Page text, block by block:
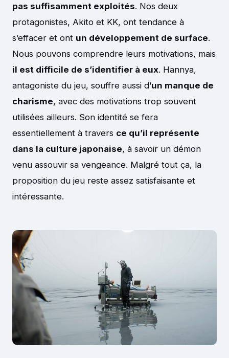
pas suffisamment exploités. Nos deux
protagonistes, Akito et KK, ont tendance à
s’effacer et ont un développement de surface.
Nous pouvons comprendre leurs motivations, mais
il est difficile de s’identifier à eux. Hannya,
antagoniste du jeu, souffre aussi d’un manque de
charisme, avec des motivations trop souvent
utilisées ailleurs. Son identité se fera
essentiellement à travers ce qu’il représente
dans la culture japonaise, à savoir un démon
venu assouvir sa vengeance. Malgré tout ça, la
proposition du jeu reste assez satisfaisante et
intéressante.